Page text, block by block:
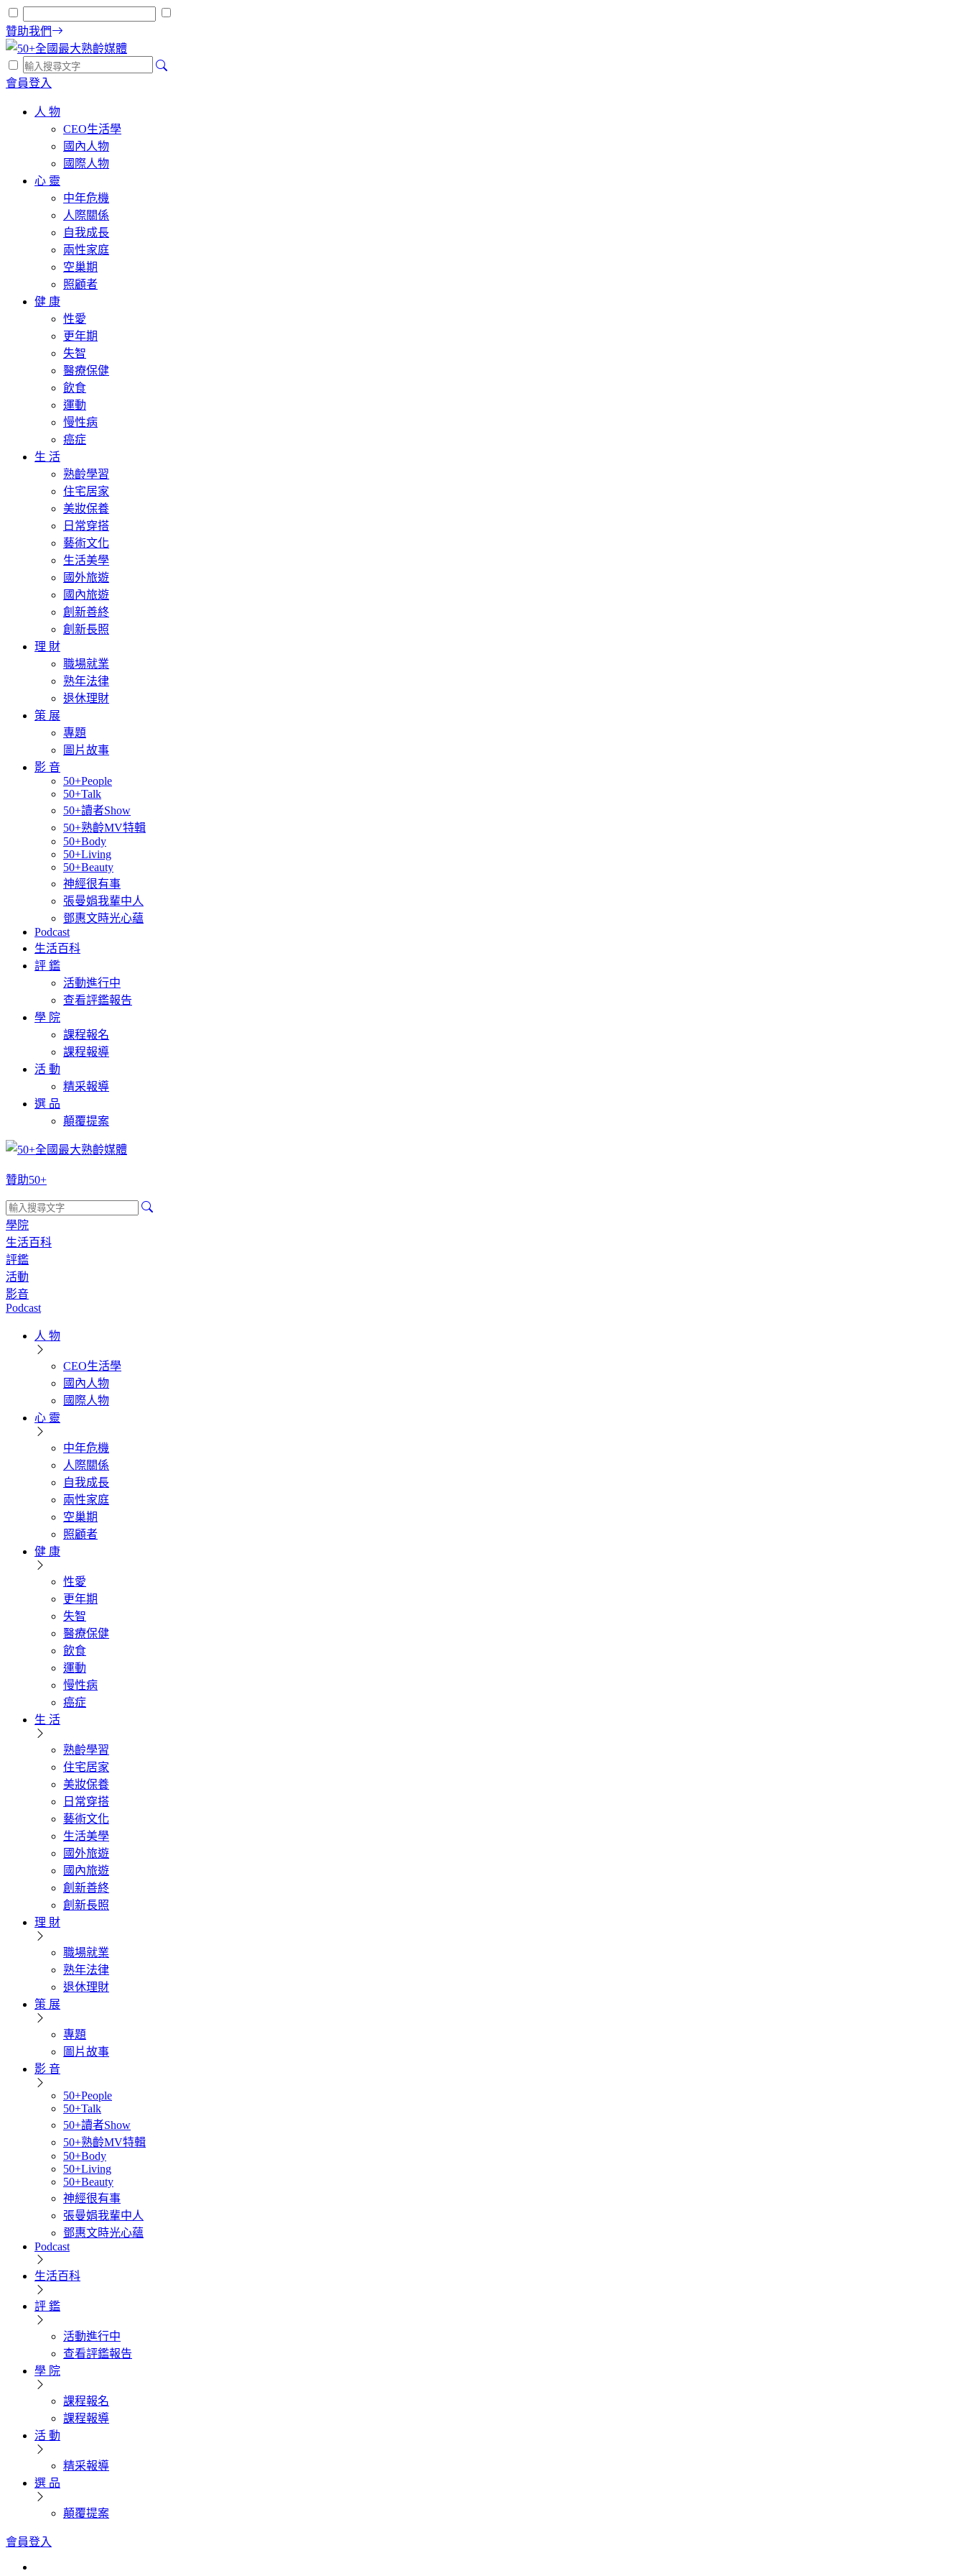
贊助我們
會員登入
人 物
CEO生活學
國內人物
國際人物
心 靈
中年危機
人際關係
自我成長
兩性家庭
空巢期
照顧者
健 康
性愛
更年期
失智
醫療保健
飲食
運動
慢性病
癌症
生 活
熟齡學習
住宅居家
美妝保養
日常穿搭
藝術文化
生活美學
國外旅遊
國內旅遊
創新善終
創新長照
理 財
職場就業
熟年法律
退休理財
策 展
專題
圖片故事
影 音
50+People
50+Talk
50+讀者Show
50+熟齡MV特輯
50+Body
50+Living
50+Beauty
神經很有事
張曼娟我輩中人
鄧惠文時光心蘊
Podcast
生活百科
評 鑑
活動進行中
查看評鑑報告
學 院
課程報名
課程報導
活 動
精采報導
選 品
顛覆提案
贊助50+
學院
生活百科
評鑑
活動
影音
Podcast
人 物
CEO生活學
國內人物
國際人物
心 靈
中年危機
人際關係
自我成長
兩性家庭
空巢期
照顧者
健 康
性愛
更年期
失智
醫療保健
飲食
運動
慢性病
癌症
生 活
熟齡學習
住宅居家
美妝保養
日常穿搭
藝術文化
生活美學
國外旅遊
國內旅遊
創新善終
創新長照
理 財
職場就業
熟年法律
退休理財
策 展
專題
圖片故事
影 音
50+People
50+Talk
50+讀者Show
50+熟齡MV特輯
50+Body
50+Living
50+Beauty
神經很有事
張曼娟我輩中人
鄧惠文時光心蘊
Podcast
生活百科
評 鑑
活動進行中
查看評鑑報告
學 院
課程報名
課程報導
活 動
精采報導
選 品
顛覆提案
會員登入